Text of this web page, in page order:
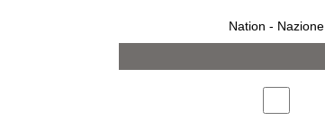
Nation - Nazione